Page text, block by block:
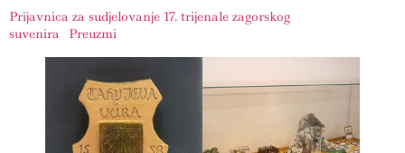
Prijavnica za sudjelovanje 17. trijenale zagorskog
suvenira
Preuzmi